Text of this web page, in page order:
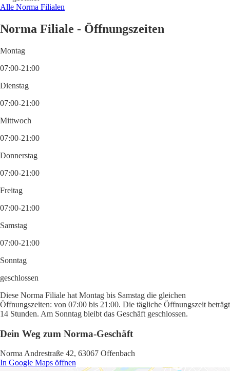
Alle Norma Filialen
Norma Filiale - Öffnungszeiten
Montag
07:00-21:00
Dienstag
07:00-21:00
Mittwoch
07:00-21:00
Donnerstag
07:00-21:00
Freitag
07:00-21:00
Samstag
07:00-21:00
Sonntag
geschlossen
Diese Norma Filiale hat Montag bis Samstag die gleichen
Öffnungszeiten: von 07:00 bis 21:00. Die tägliche Öffnungszeit beträgt
14 Stunden. Am Sonntag bleibt das Geschäft geschlossen.
Dein Weg zum Norma-Geschäft
Norma Andrestraße 42, 63067 Offenbach
In Google Maps öffnen